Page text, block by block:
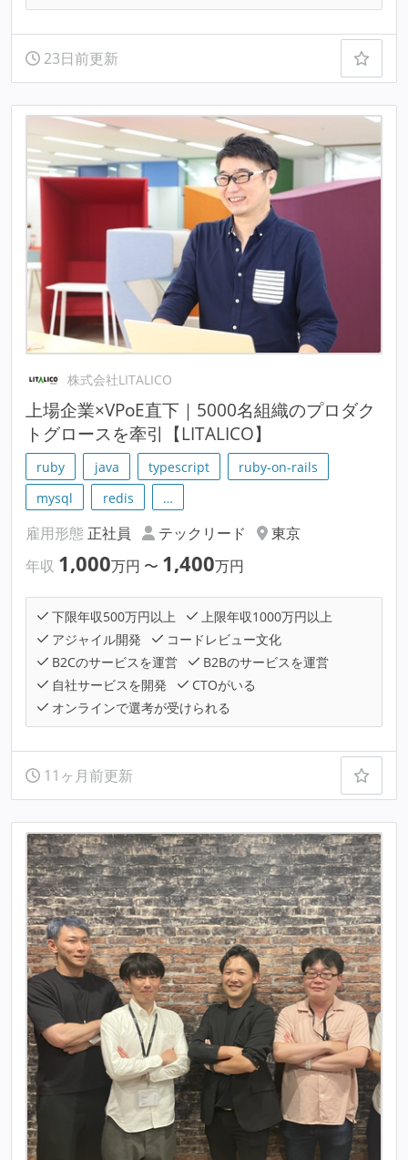
23日前更新
株式会社LITALICO
上場企業×VPoE直下｜5000名組織のプロダク
トグロースを牽引【LITALICO】
ruby java typescript
ruby-on-rails
mysql
redis …
雇用形態 正社員 テックリード
東京
年収 1,000万円 〜 1,400万円
下限年収500万円以上
上限年収1000万円以上
アジャイル開発
コードレビュー文化
B2Cのサービスを運営
B2Bのサービスを運営
自社サービスを開発
CTOがいる
オンラインで選考が受けられる
11ヶ月前更新